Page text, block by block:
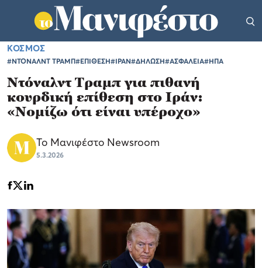
ΚΟΣΜΟΣ
#ΝΤΟΝΑΛΝΤ ΤΡΑΜΠ#ΕΠΙΘΕΣΗ#ΙΡΑΝ#ΔΗΛΩΣΗ#ΑΣΦΑΛΕΙΑ#ΗΠΑ
Ντόναλντ Τραμπ για πιθανή
κουρδική επίθεση στο Ιράν:
«Νομίζω ότι είναι υπέροχο»
Το Μανιφέστο Newsroom
5.3.2026